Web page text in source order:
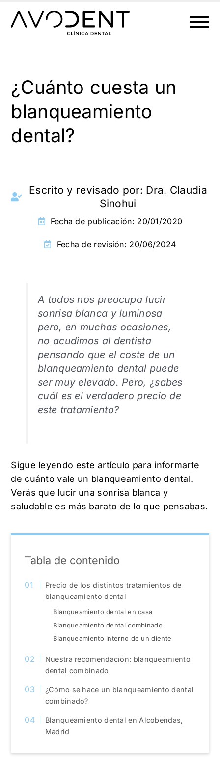
contenido
¿Cuánto cuesta un
blanqueamiento
dental?
Escrito y revisado por: Dra. Claudia
Sinohui
Fecha de publicación: 20/01/2020
Fecha de revisión: 20/06/2024
A todos nos preocupa lucir
sonrisa blanca y luminosa
pero, en muchas ocasiones,
no acudimos al dentista
pensando que el coste de un
blanqueamiento dental puede
ser muy elevado. Pero, ¿sabes
cuál es el verdadero precio de
este tratamiento?
Sigue leyendo este artículo para informarte
de cuánto vale un blanqueamiento dental.
Verás que lucir una sonrisa blanca y
saludable es más barato de lo que pensabas.
Tabla de contenido
Precio de los distintos tratamientos de
blanqueamiento dental
Blanqueamiento dental en casa
Blanqueamiento dental combinado
Blanqueamiento interno de un diente
Nuestra recomendación: blanqueamiento
dental combinado
¿Cómo se hace un blanqueamiento dental
combinado?
Blanqueamiento dental en Alcobendas,
Madrid